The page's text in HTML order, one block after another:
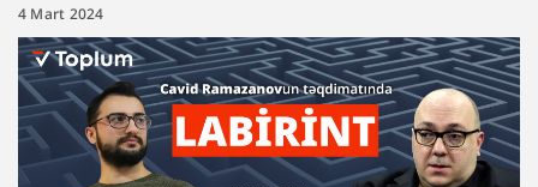
4 Mart 2024